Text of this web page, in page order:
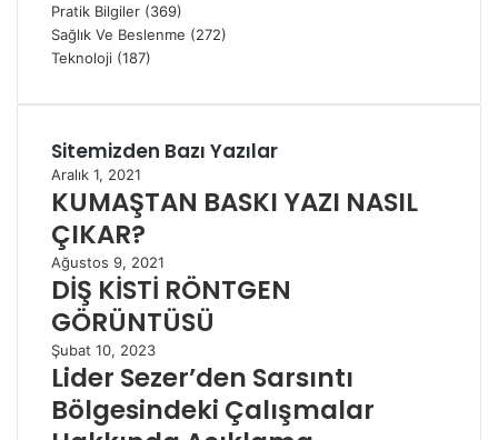
Pratik Bilgiler (369)
Sağlık Ve Beslenme (272)
Teknoloji (187)
Sitemizden Bazı Yazılar
Aralık 1, 2021
KUMAŞTAN BASKI YAZI NASIL
ÇIKAR?
Ağustos 9, 2021
DİŞ KİSTİ RÖNTGEN
GÖRÜNTÜSÜ
Şubat 10, 2023
Lider Sezer’den Sarsıntı
Bölgesindeki Çalışmalar